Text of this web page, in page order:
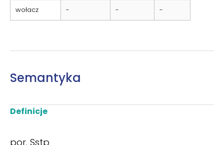
wołacz - - -
Semantyka
Definicje
por. Sstp